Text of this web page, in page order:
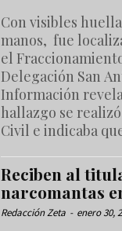
Con visibles
manos, fue
el
Delegación San
Información
hallazgo se
Civil e indicaba
Reciben al
narcomantas
Redacción Zeta - enero 30,